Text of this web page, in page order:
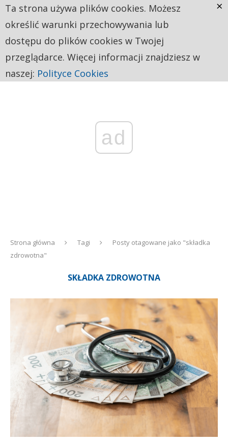
ad
Strona główna Tagi
Posty otagowane jako "składka
zdrowotna"
SKŁADKA ZDROWOTNA
Ta strona używa plików cookies. Możesz
określić warunki przechowywania lub
dostępu do plików cookies w Twojej
przeglądarce. Więcej informacji znajdziesz w
naszej: Polityce Cookies
×